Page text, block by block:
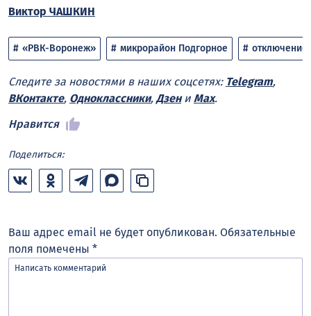
Виктор ЧАШКИН
«РВК-Воронеж» микрорайон Подгорное отключение
Следите за новостями в наших соцсетях: Telegram,
ВКонтакте, Одноклассники, Дзени Max.
Нравится
Поделиться:
Ваш адрес email не будет опубликован. Обязательные
поля помечены *